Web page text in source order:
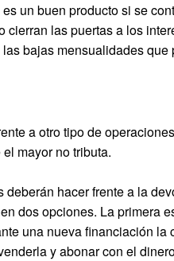
un buen producto si se
las puertas a los
bajas mensualidades
a otro tipo de
mayor no tributa.
hacer frente a la
dos opciones. La primera
una nueva financiación la
y abonar con el